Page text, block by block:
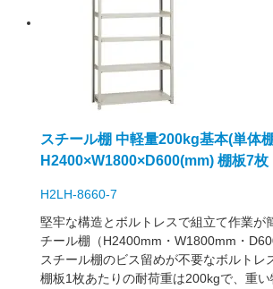
スチール棚 中軽量200kg基本(単体
H2400×W1800×D600(mm) 棚板7枚
H2LH-8660-7
堅牢な構造とボルトレスで組立て作業が
チール棚（H2400mm・W1800mm・
スチール棚のビス留めが不要なボルトレ
棚板1枚あたりの耐荷重は200kgで、重い